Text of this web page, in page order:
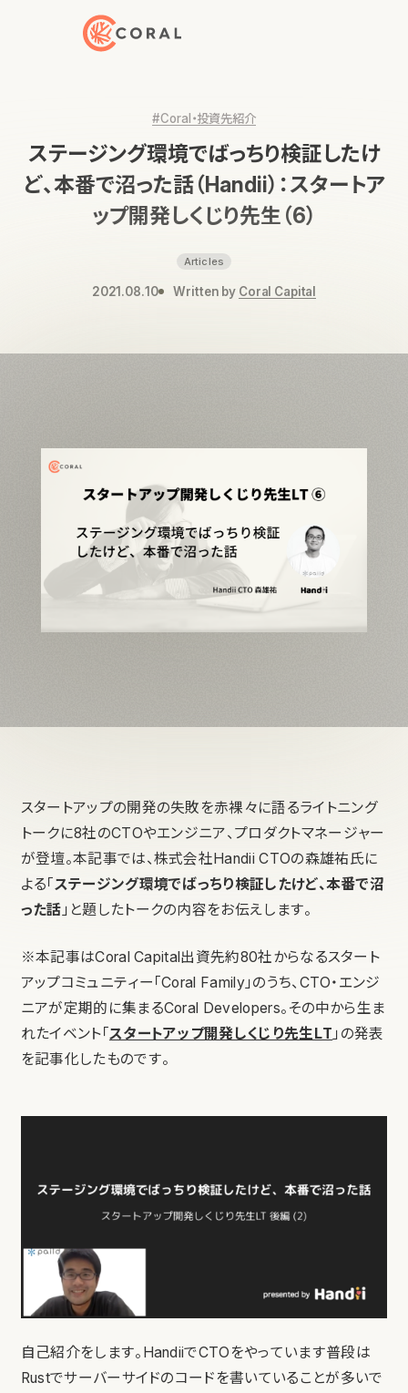
トップページへ戻る
#Coral・投資先紹介
ステージング環境でばっちり検証したけ
ど、本番で沼った話（Handii）：スタートア
ップ開発しくじり先生（6）
Articles
2021.08.10 Written by Coral Capital
スタートアップの開発の失敗を赤裸々に語るライトニング
トークに8社のCTOやエンジニア、プロダクトマネージャー
が登壇。本記事では、株式会社Handii CTOの森雄祐氏に
よる「 ステージング環境でばっちり検証したけど、本番で沼
った話 」と題したトークの内容をお伝えします。
※本記事はCoral Capital出資先約80社からなるスタート
アップコミュニティー「Coral Family」のうち、CTO・エンジ
ニアが定期的に集まるCoral Developers。その中から生ま
れたイベント「 スタートアップ開発しくじり先生LT 」の発表
を記事化したものです。
自己紹介をします。HandiiでCTOをやっています普段は
Rustでサーバーサイドのコードを書いていることが多いで